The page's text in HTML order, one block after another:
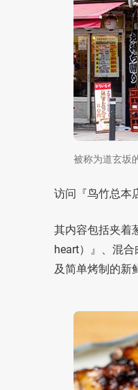
被称为道玄坂
访问『鸟竹总本
其内容包括夹着
heart）』、混
及简单烤制的新